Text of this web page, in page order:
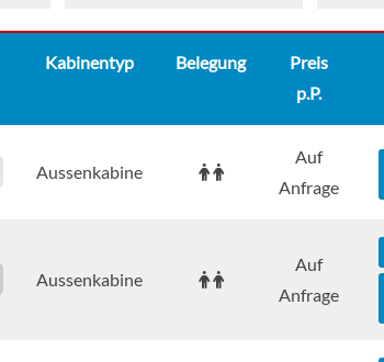
Kabinentyp Belegung
Preis
p.P.
Aussenkabine
Auf
Anfrage
Aussenkabine
Auf
Anfrage